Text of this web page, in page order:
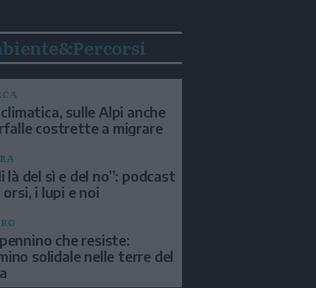
sulle Alpi anche
costrette a migrare
là del sì e del no”: podcast
orsi, i lupi e noi
che resiste:
solidale nelle terre del